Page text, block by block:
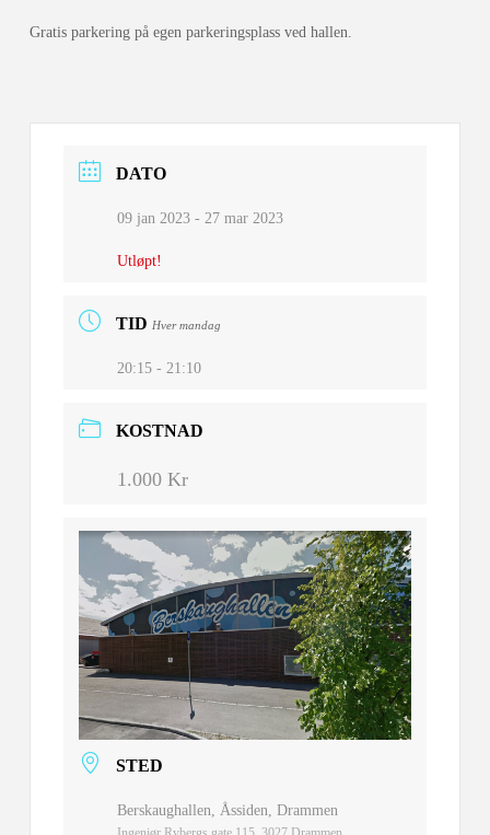
Gratis parkering på egen parkeringsplass ved hallen.
DATO
09 jan 2023- 27 mar 2023
Utløpt!
TID Hver mandag
20:15 - 21:10
KOSTNAD
1.000 Kr
STED
Berskaughallen, Åssiden, Drammen